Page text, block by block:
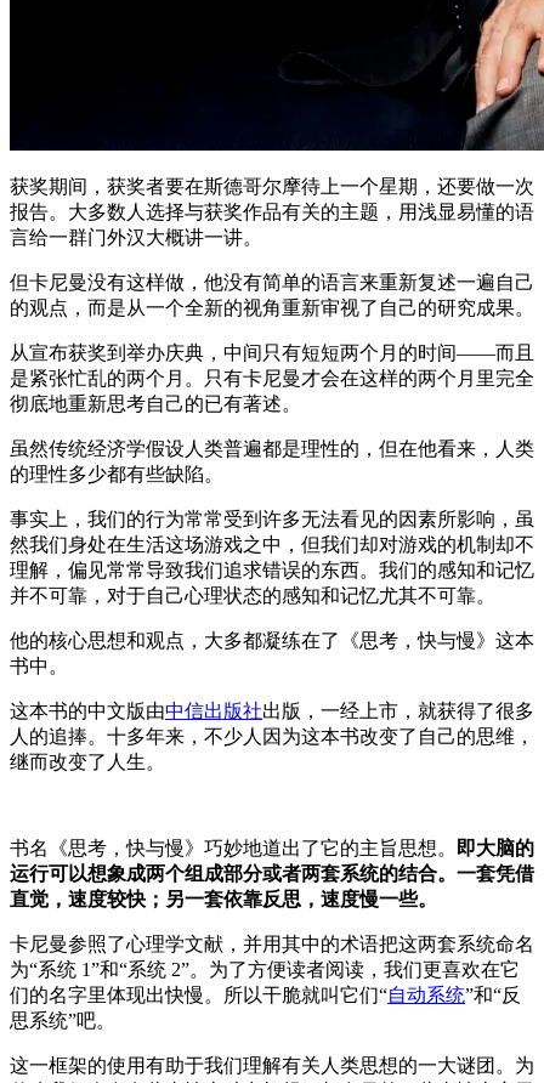
获奖期间，获奖者要在斯德哥尔摩待上一个星期，还要做一次
报告。大多数人选择与获奖作品有关的主题，用浅显易懂的语
言给一群门外汉大概讲一讲。
但卡尼曼没有这样做，他没有简单的语言来重新复述一遍自己
的观点，而是从一个全新的视角重新审视了自己的研究成果。
从宣布获奖到举办庆典，中间只有短短两个月的时间——而且
是紧张忙乱的两个月。只有卡尼曼才会在这样的两个月里完全
彻底地重新思考自己的已有著述。
虽然传统经济学假设人类普遍都是理性的，但在他看来，人类
的理性多少都有些缺陷。
事实上，我们的行为常常受到许多无法看见的因素所影响，虽
然我们身处在生活这场游戏之中，但我们却对游戏的机制却不
理解，偏见常常导致我们追求错误的东西。我们的感知和记忆
并不可靠，对于自己心理状态的感知和记忆尤其不可靠。
他的核心思想和观点，大多都凝练在了《思考，快与慢》这本
书中。
这本书的中文版由中信出版社出版，一经上市，就获得了很多
人的追捧。十多年来，不少人因为这本书改变了自己的思维，
继而改变了人生。
书名《思考，快与慢》巧妙地道出了它的主旨思想。 即大脑的
运行可以想象成两个组成部分或者两套系统的结合。一套凭借
直觉，速度较快；另一套依靠反思，速度慢一些。
卡尼曼参照了心理学文献，并用其中的术语把这两套系统命名
为“系统 1”和“系统 2”。为了方便读者阅读，我们更喜欢在它
们的名字里体现出快慢。所以干脆就叫它们“自动系统”和“反
思系统”吧。
这一框架的使用有助于我们理解有关人类思想的一大谜团。为